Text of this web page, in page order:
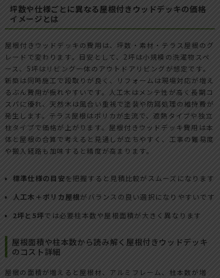
坪数や仕様ごとに異なる屋根付きウッドデッキの価格
イメージとは
屋根付きウッドデッキの費用は、坪数・素材・テラス屋根のグ
レードで変わります。目安として、2坪は小規模の洗濯物スペ
ース、5坪はリビング一体のアウトドアリビングが想定です。
新築は同時施工で段取りが良く、リフォームは現場対応が増え
るぶん費用が振れやすいです。人工木はメンテ性が高く長期コ
スパに優れ、天然木は風合い重視で塗装や防腐処理の維持費が
発生します。テラス屋根はポリカが主流で、遮熱タイプや独立
柱タイプで価格が上がります。屋根付きウッドデッキ費用は本
体と屋根の合算で考えると見通しが立ちやすく、工事の難易度
や搬入経路も加味すると精度が高まります。
標準仕様の目安を把握すると見積比較がスムーズになります
人工木＋ポリカ屋根がバランスの良い選択になりやすいです
2坪と5坪では必要柱本数や屋根面積が大きく異なります
屋根面積や柱本数から読み解く屋根付きウッドデッキ
のコスト詳細
屋根の面積が増えると屋根材、アルミフレーム、柱本数が増